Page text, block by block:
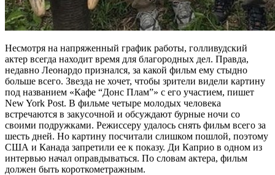
Несмотря на напряженный график работы, голливудский
актер всегда находит время для благородных дел. Правда,
недавно Леонардо признался, за какой фильм ему стыдно
больше всего. Звезда не хочет, чтобы зрители видели картину
под названием «Кафе “Донс Плам”» с его участием, пишет
New York Post. В фильме четыре молодых человека
встречаются в закусочной и обсуждают бурные ночи со
своими подружками. Режиссеру удалось снять фильм всего за
шесть дней. Но картину посчитали слишком пошлой, поэтому
США и Канада запретили ее к показу. Ди Каприо в одном из
интервью начал оправдываться. По словам актера, фильм
должен быть короткометражным.